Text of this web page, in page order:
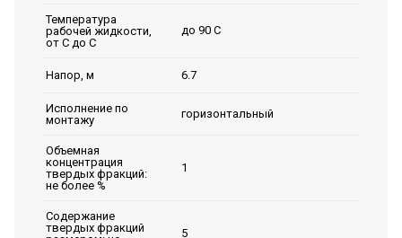
Температура
рабочей жидкости,
от С до С
до 90 С
Напор, м 6.7
Исполнение по
монтажу
горизонтальный
Объемная
концентрация
твердых фракций:
не более %
1
Содержание
твердых фракций
5